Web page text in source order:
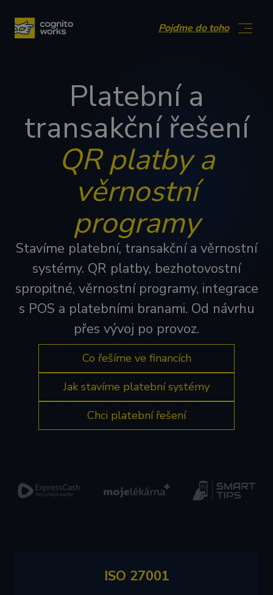
Pojďme do toho
Platební a
transakční řešení
QR platby a
věrnostní
programy
Stavíme platební, transakční a věrnostní
systémy. QR platby, bezhotovostní
spropitné, věrnostní programy, integrace
s POS a platebními branami. Od návrhu
přes vývoj po provoz.
Co řešíme ve financích
Jak stavíme platební systémy
Chci platební řešení
ISO 27001